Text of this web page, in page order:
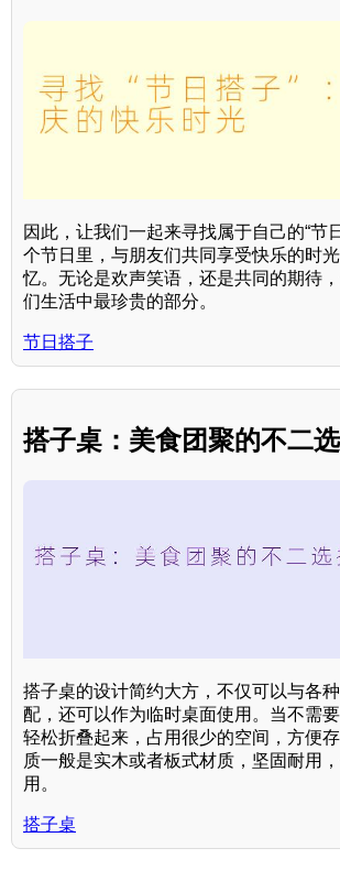
因此，让我们一起来寻找属于自己的“节
个节日里，与朋友们共同享受快乐的时
忆。无论是欢声笑语，还是共同的期待
们生活中最珍贵的部分。
节日搭子
搭子桌：美食团聚的不二
搭子桌的设计简约大方，不仅可以与各
配，还可以作为临时桌面使用。当不需
轻松折叠起来，占用很少的空间，方便
质一般是实木或者板式材质，坚固耐用
用。
搭子桌